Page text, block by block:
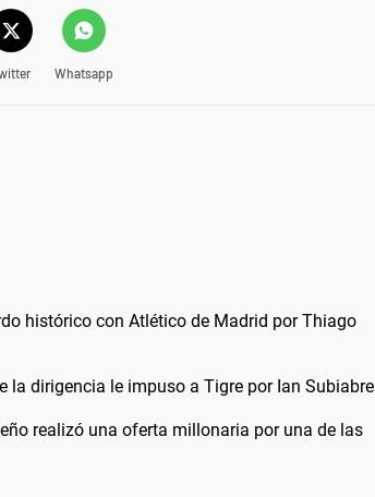
Whatsapp
histórico con Atlético de Madrid por Thiago
la dirigencia le impuso a Tigre por Ian Subiabre
realizó una oferta millonaria por una de las